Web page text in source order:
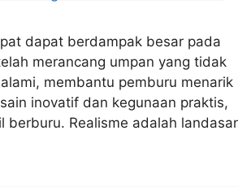
dapat berdampak besar pada
merancang umpan yang tidak
membantu pemburu menarik
inovatif dan kegunaan praktis,
berburu. Realisme adalah